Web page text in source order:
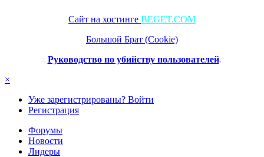
Сайт на хостинге BEGET.COM
Большой Брат (Cookie)
Руководство по убийству пользователей.
×
Уже зарегистрированы? Войти
Регистрация
Форумы
Новости
Лидеры